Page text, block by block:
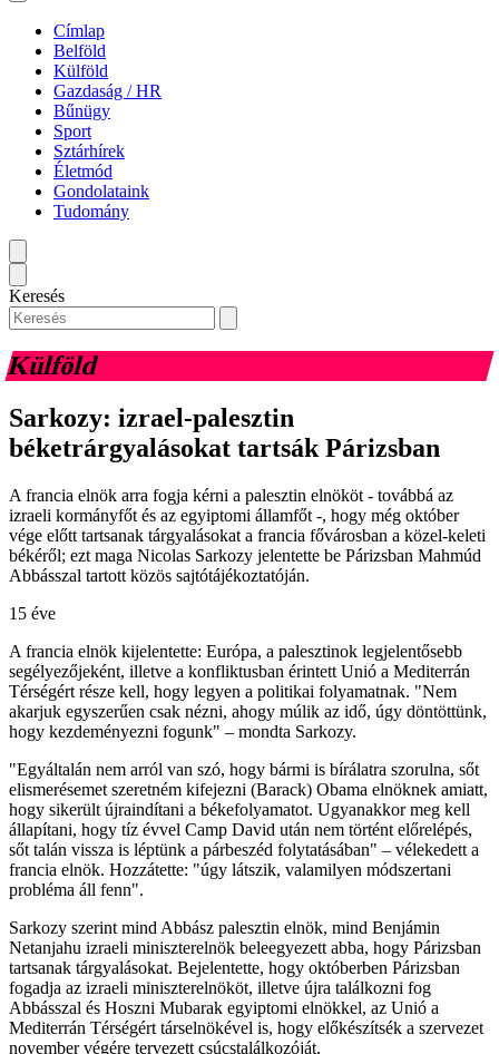
Címlap
Belföld
Külföld
Gazdaság / HR
Bűnügy
Sport
Sztárhírek
Életmód
Gondolataink
Tudomány
Keresés
Külföld
Sarkozy: izrael-palesztin
béketrárgyalásokat tartsák Párizsban
A francia elnök arra fogja kérni a palesztin elnököt - továbbá az
izraeli kormányfőt és az egyiptomi államfőt -, hogy még október
vége előtt tartsanak tárgyalásokat a francia fővárosban a közel-keleti
békéről; ezt maga Nicolas Sarkozy jelentette be Párizsban Mahmúd
Abbásszal tartott közös sajtótájékoztatóján.
15 éve
A francia elnök kijelentette: Európa, a palesztinok legjelentősebb
segélyezőjeként, illetve a konfliktusban érintett Unió a Mediterrán
Térségért része kell, hogy legyen a politikai folyamatnak. "Nem
akarjuk egyszerűen csak nézni, ahogy múlik az idő, úgy döntöttünk,
hogy kezdeményezni fogunk" – mondta Sarkozy.
"Egyáltalán nem arról van szó, hogy bármi is bírálatra szorulna, sőt
elismerésemet szeretném kifejezni (Barack) Obama elnöknek amiatt,
hogy sikerült újraindítani a békefolyamatot. Ugyanakkor meg kell
állapítani, hogy tíz évvel Camp David után nem történt előrelépés,
sőt talán vissza is léptünk a párbeszéd folytatásában" – vélekedett a
francia elnök. Hozzátette: "úgy látszik, valamilyen módszertani
probléma áll fenn".
Sarkozy szerint mind Abbász palesztin elnök, mind Benjámin
Netanjahu izraeli miniszterelnök beleegyezett abba, hogy Párizsban
tartsanak tárgyalásokat. Bejelentette, hogy októberben Párizsban
fogadja az izraeli miniszterelnököt, illetve újra találkozni fog
Abbásszal és Hoszni Mubarak egyiptomi elnökkel, az Unió a
Mediterrán Térségért társelnökével is, hogy előkészítsék a szervezet
november végére tervezett csúcstalálkozóját.